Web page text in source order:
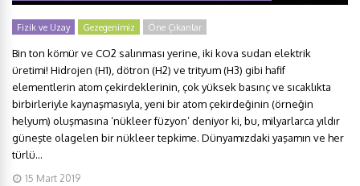
Fizik ve Uzay Gezegenimiz Öne Çıkanlar
Bin ton kömür ve CO2 salınması yerine, iki kova sudan elektrik
üretimi! Hidrojen (H1), dötron (H2) ve trityum (H3) gibi hafif
elementlerin atom çekirdeklerinin, çok yüksek basınç ve sıcaklıkta
birbirleriyle kaynaşmasıyla, yeni bir atom çekirdeğinin (örneğin
helyum) oluşmasına ‘nükleer füzyon’ deniyor ki, bu, milyarlarca yıldır
güneşte olagelen bir nükleer tepkime. Dünyamızdaki yaşamın ve her
türlü...
15 Mart 2019